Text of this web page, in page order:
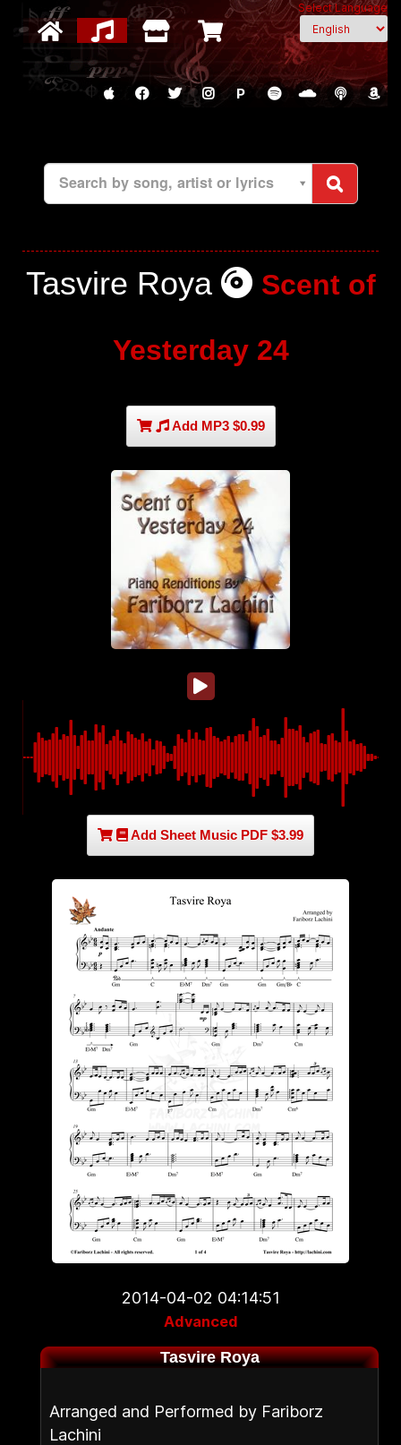
Select Language
P
Search by song, artist or lyrics
Tasvire Roya Scent of
Yesterday 24
Add MP3 $0.99
Add Sheet Music PDF $3.99
2014-04-02 04:14:51
Advanced
Tasvire Roya
Arranged and Performed by Fariborz
Lachini